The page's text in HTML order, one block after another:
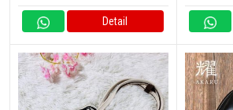
Detail